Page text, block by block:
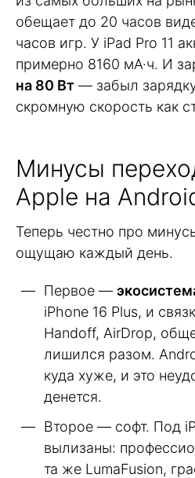
обещает до 20 часов
часов игр. У iPad Pro 11
примерно 8160 мА·ч. И
на 80 Вт — забыл
скромную скорость как
Минусы
Apple на
Теперь честно про
ощущаю каждый день.
Первое —
iPhone 16 Plus, и
Handoff, AirDrop,
лишился разом.
куда хуже, и это
денется.
Второе — софт. Под
вылизаны:
та же LumaFusion,